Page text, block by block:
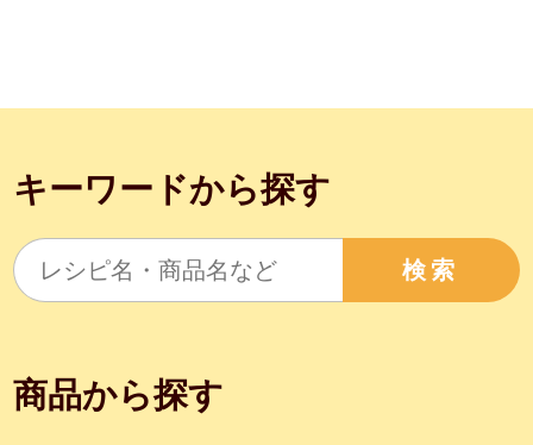
キーワードから探す
検索
商品から探す